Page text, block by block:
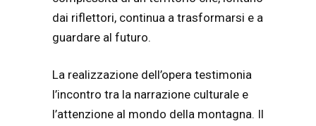
dai riflettori, continua a trasformarsi e a
guardare al futuro.
La realizzazione dell’opera testimonia
l’incontro tra la narrazione culturale e
l’attenzione al mondo della montagna. Il